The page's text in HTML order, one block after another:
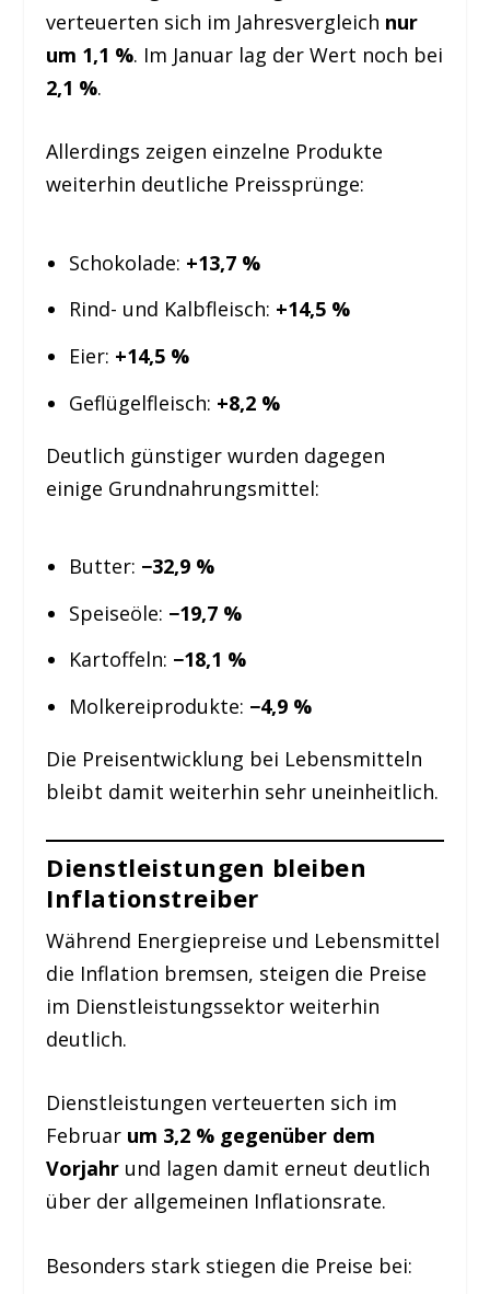
verteuerten sich im Jahresvergleich nur
um 1,1 %. Im Januar lag der Wert noch bei
2,1 %.
Allerdings zeigen einzelne Produkte
weiterhin deutliche Preissprünge:
Schokolade: +13,7 %
Rind- und Kalbfleisch: +14,5 %
Eier: +14,5 %
Geflügelfleisch: +8,2 %
Deutlich günstiger wurden dagegen
einige Grundnahrungsmittel:
Butter: −32,9 %
Speiseöle: −19,7 %
Kartoffeln: −18,1 %
Molkereiprodukte: −4,9 %
Die Preisentwicklung bei Lebensmitteln
bleibt damit weiterhin sehr uneinheitlich.
Dienstleistungen bleiben
Inflationstreiber
Während Energiepreise und Lebensmittel
die Inflation bremsen, steigen die Preise
im Dienstleistungssektor weiterhin
deutlich.
Dienstleistungen verteuerten sich im
Februar um 3,2 % gegenüber dem
Vorjahr und lagen damit erneut deutlich
über der allgemeinen Inflationsrate.
Besonders stark stiegen die Preise bei: